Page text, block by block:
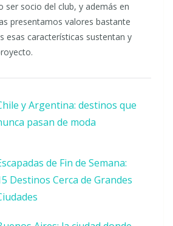
ser socio del club, y además en
presentamos valores bastante
esas características sustentan y
y Argentina: destinos que
pasan de moda
de Fin de Semana:
Destinos Cerca de Grandes